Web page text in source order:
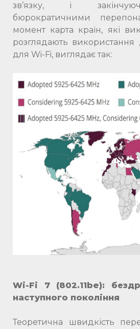
зв’язку, і
бюрократичними
момент карта країн, які
розглядають використання
для Wi-Fi, виглядає так:
Wi-Fi 7 (802.11be):
наступного покоління
Теоретична швидкість